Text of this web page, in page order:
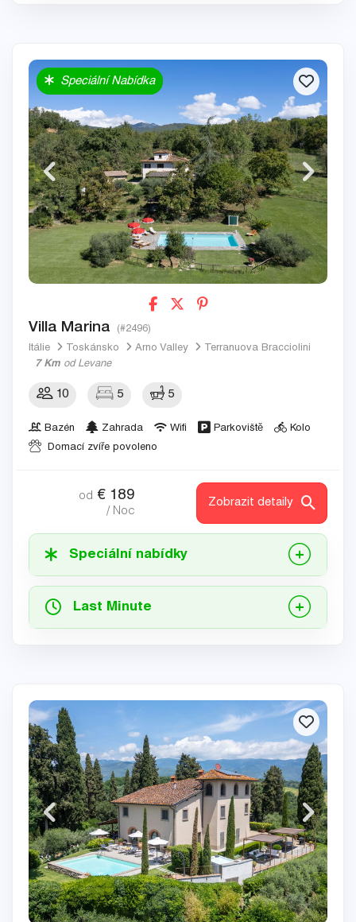
Speciální Nabídka
Villa Marina (#2496)
Itálie Toskánsko Arno Valley
Terranuova Bracciolini
7 Km od Levane
10 5 5
Bazén Zahrada Wifi Parkoviště
Kolo
Domací zvíře povoleno
od € 189
/ Noc
Zobrazit detaily
Speciální nabídky
Last Minute